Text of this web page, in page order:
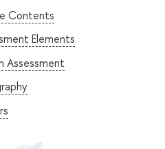
Contents
Elements
Assessment